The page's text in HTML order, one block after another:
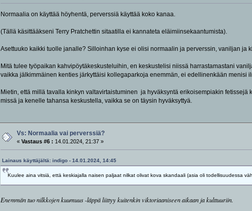
Normaalia on käyttää höyhentä, perverssiä käyttää koko kanaa.
(Tällä käsittääkseni Terry Pratchettin sitaatilla ei kannateta eläimiinsekaantumista).
Asettuuko kaikki tuolle janalle? Silloinhan kyse ei olisi normaalin ja perverssin, vaniljan ja
Mitä tulee työpaikan kahvipöytäkeskusteluihin, en keskustelisi niissä harrastamastani
vaikka jälkimmäinen kenties järkyttäisi kollegaparkoja enemmän, ei edellinenkään menisi
Mietin, että millä tavalla kinkyn valtavirtaistuminen ja hyväksyntä erikoisempiakin
missä ja kenelle tahansa keskustella, vaikka se on täysin hyväksyttyä.
Vs: Normaalia vai perverssiä?
«Vastaus #6 : 14.01.2024, 21:37 »
Lainaus käyttäjältä: indigo - 14.01.2024, 14:45
Kuulee aina vitsiä, että keskiajalla naisen paljaat nilkat olivat kova skandaali (asia oli todellisuudessa
Enemmän tuo nilkkojen kuumuus -läppä liittyy kuitenkin viktoriaaniseen aikaan ja kulttuuriin.